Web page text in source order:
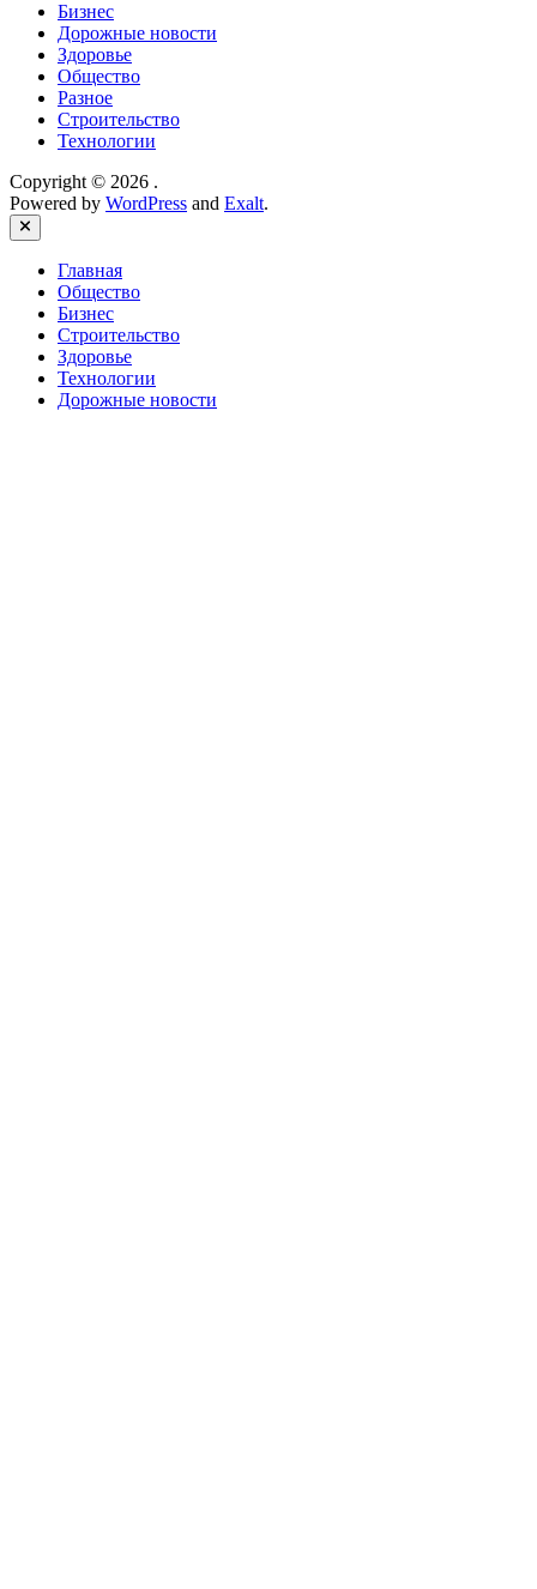
Бизнес
Дорожные новости
Здоровье
Общество
Разное
Строительство
Технологии
Copyright © 2026 .
Powered by WordPress and Exalt.
Close
Главная
Общество
Бизнес
Строительство
Здоровье
Технологии
Дорожные новости